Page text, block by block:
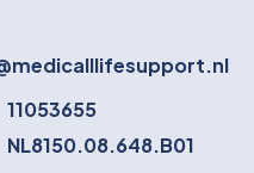
11053655
NL8150.08.648.B01